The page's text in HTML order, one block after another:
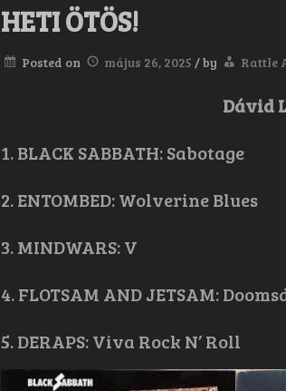
HETI ÖTÖS!
Posted on május 26, 2025 /by Rattle
Dávid
1. BLACK SABBATH: Sabotage
2. ENTOMBED: Wolverine Blues
3. MINDWARS: V
4. FLOTSAM AND JETSAM:
5. DERAPS: Viva Rock N’ Roll